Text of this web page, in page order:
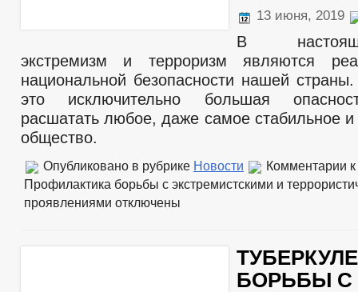
13 июня, 2019
В
экстремизм и терроризм являются
национальной безопасности нашей
это исключительно большая
расшатать любое, даже самое стабильное и
общество.
Опубликовано в рубрике Новости Комментарии
Профилактика борьбы с экстремистскими и
проявлениями отключены
БОРЬБЫ С